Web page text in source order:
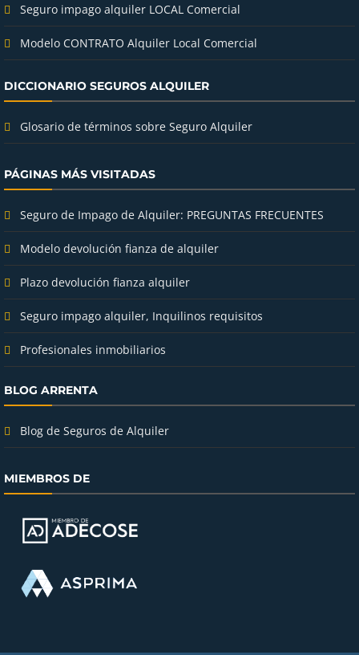
Seguro impago alquiler LOCAL Comercial
Modelo CONTRATO Alquiler Local Comercial
DICCIONARIO SEGUROS ALQUILER
Glosario de términos sobre Seguro Alquiler
PÁGINAS MÁS VISITADAS
Seguro de Impago de Alquiler: PREGUNTAS FRECUENTES
Modelo devolución fianza de alquiler
Plazo devolución fianza alquiler
Seguro impago alquiler, Inquilinos requisitos
Profesionales inmobiliarios
BLOG ARRENTA
Blog de Seguros de Alquiler
MIEMBROS DE